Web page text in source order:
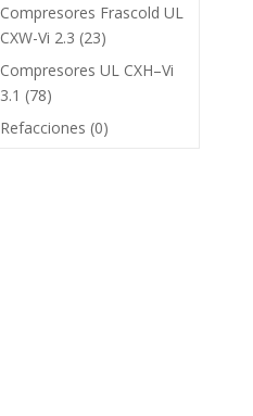
Compresores Frascold UL
CXW-Vi 2.3 (23)
Compresores UL CXH–Vi
3.1 (78)
Refacciones (0)